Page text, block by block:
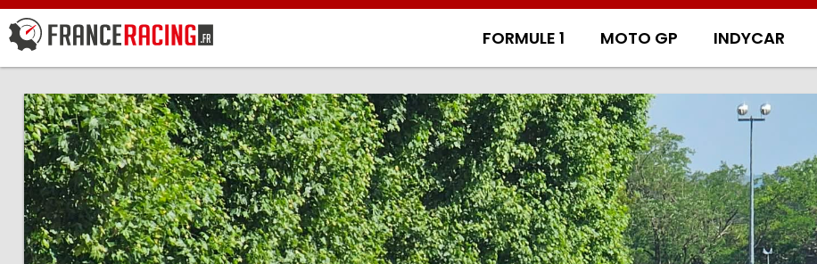
FORMULE 1 MOTO GP INDYCAR